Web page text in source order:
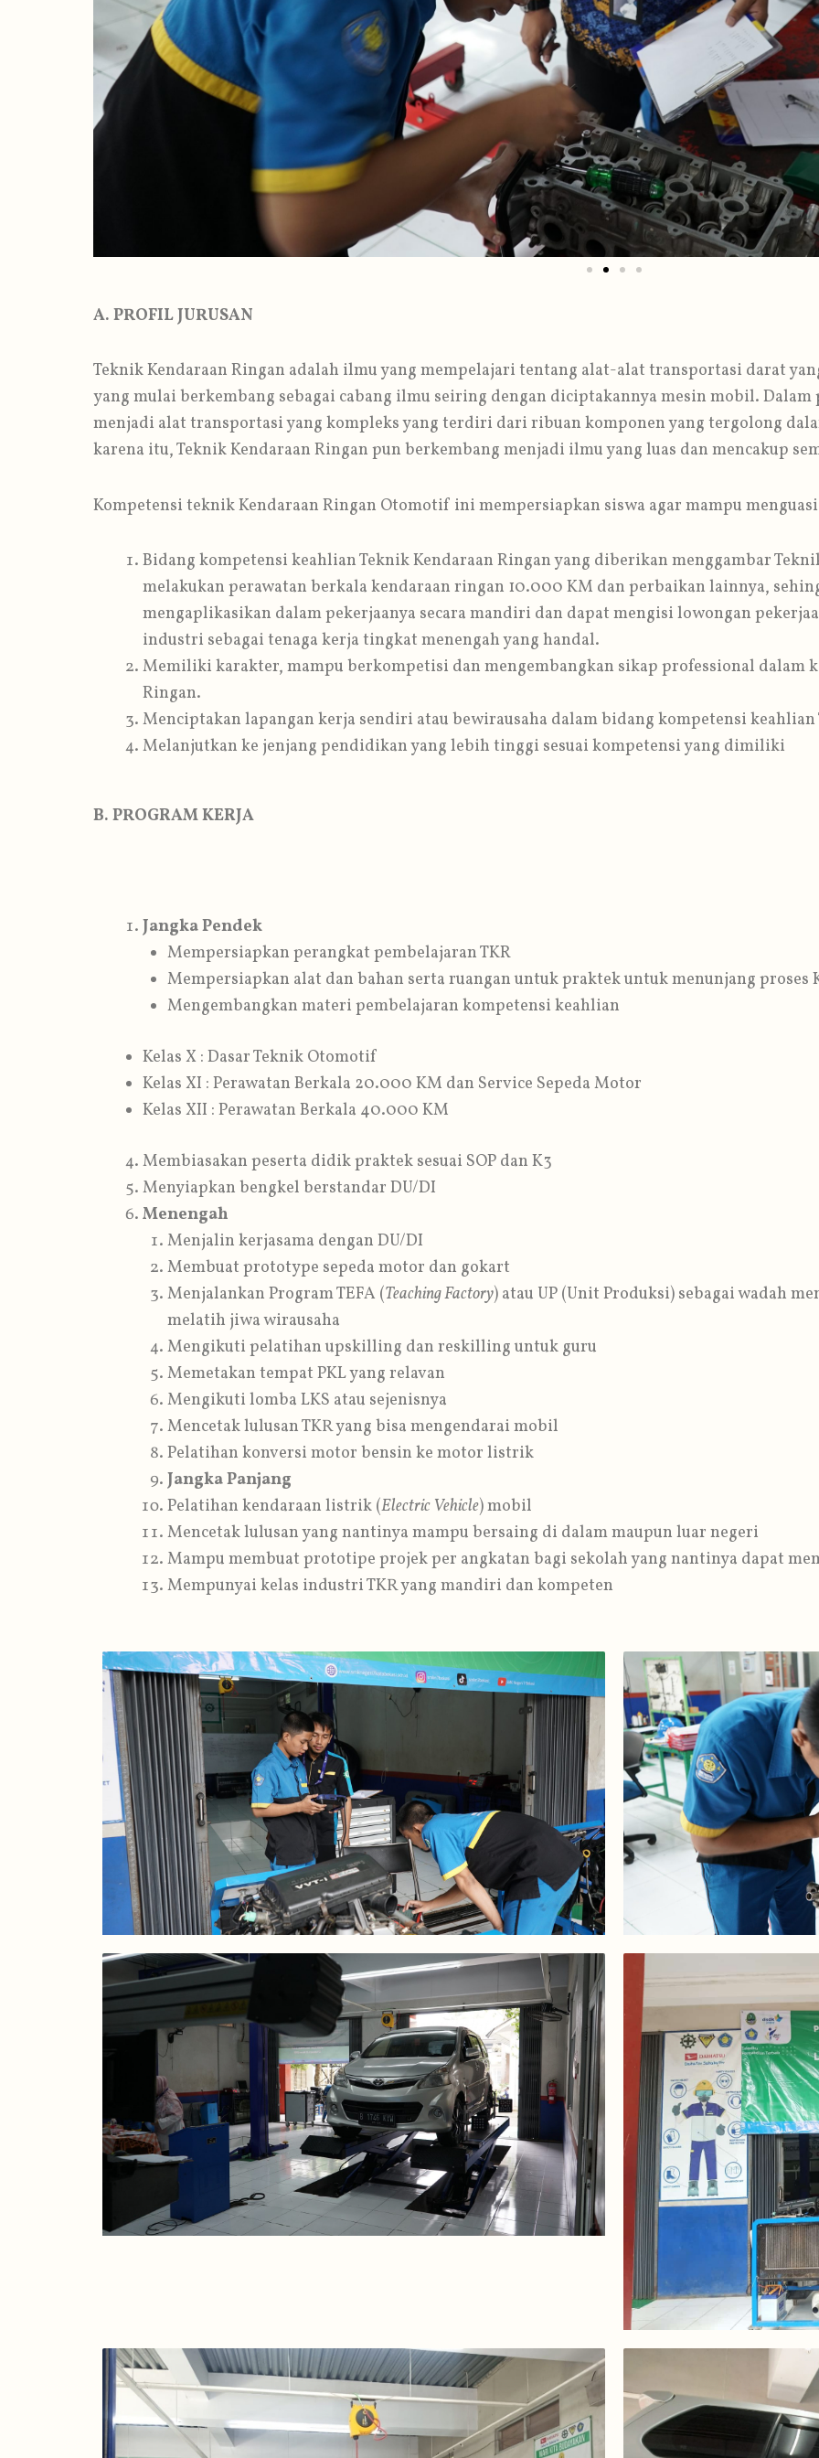
A. PROFIL JURUSAN
Teknik Kendaraan Ringan adalah ilmu yang mempelajari tentang alat-alat transportasi darat
yang mulai berkembang sebagai cabang ilmu seiring dengan diciptakannya mesin mobil.
menjadi alat transportasi yang kompleks yang terdiri dari ribuan komponen yang tergolong
karena itu, Teknik Kendaraan Ringan pun berkembang menjadi ilmu yang luas dan mencakup
Kompetensi teknik Kendaraan Ringan Otomotif ini mempersiapkan siswa agar mampu menguasi
Bidang kompetensi keahlian Teknik Kendaraan Ringan yang diberikan menggambar
melakukan perawatan berkala kendaraan ringan 10.000 KM dan perbaikan lainnya,
mengaplikasikan dalam pekerjaanya secara mandiri dan dapat mengisi lowongan
industri sebagai tenaga kerja tingkat menengah yang handal.
Memiliki karakter, mampu berkompetisi dan mengembangkan sikap professional dalam
Ringan.
Menciptakan lapangan kerja sendiri atau bewirausaha dalam bidang kompetensi keahlian
Melanjutkan ke jenjang pendidikan yang lebih tinggi sesuai kompetensi yang dimiliki
B. PROGRAM KERJA
Jangka Pendek
Mempersiapkan perangkat pembelajaran TKR
Mempersiapkan alat dan bahan serta ruangan untuk praktek untuk menunjang proses
Mengembangkan materi pembelajaran kompetensi keahlian
Kelas X : Dasar Teknik Otomotif
Kelas XI : Perawatan Berkala 20.000 KM dan Service Sepeda Motor
Kelas XII : Perawatan Berkala 40.000 KM
Membiasakan peserta didik praktek sesuai SOP dan K3
Menyiapkan bengkel berstandar DU/DI
Menengah
Menjalin kerjasama dengan DU/DI
Membuat prototype sepeda motor dan gokart
Menjalankan Program TEFA (Teaching Factory) atau UP (Unit Produksi) sebagai wadah
melatih jiwa wirausaha
Mengikuti pelatihan upskilling dan reskilling untuk guru
Memetakan tempat PKL yang relavan
Mengikuti lomba LKS atau sejenisnya
Mencetak lulusan TKR yang bisa mengendarai mobil
Pelatihan konversi motor bensin ke motor listrik
Jangka Panjang
Pelatihan kendaraan listrik (Electric Vehicle) mobil
Mencetak lulusan yang nantinya mampu bersaing di dalam maupun luar negeri
Mampu membuat prototipe projek per angkatan bagi sekolah yang nantinya dapat
Mempunyai kelas industri TKR yang mandiri dan kompeten